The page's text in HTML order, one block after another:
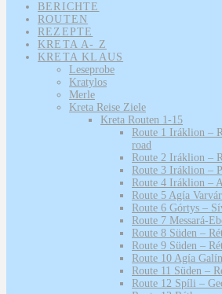
BERICHTE
ROUTEN
REZEPTE
KRETA A- Z
KRETA KLAUS
Leseprobe
Kratylos
Merle
Kreta Reise Ziele
Kreta Routen 1-15
Route 1 Iráklion –
road
Route 2 Iráklion –
Route 3 Iráklion –
Route 4 Iráklion –
Route 5 Agía
Route 6 Górtys –
Route 7 Messará-
Route 8 Süden –
Route 9 Süden –
Route 10 Agía
Route 11 Süden –
Route 12 Spíli –